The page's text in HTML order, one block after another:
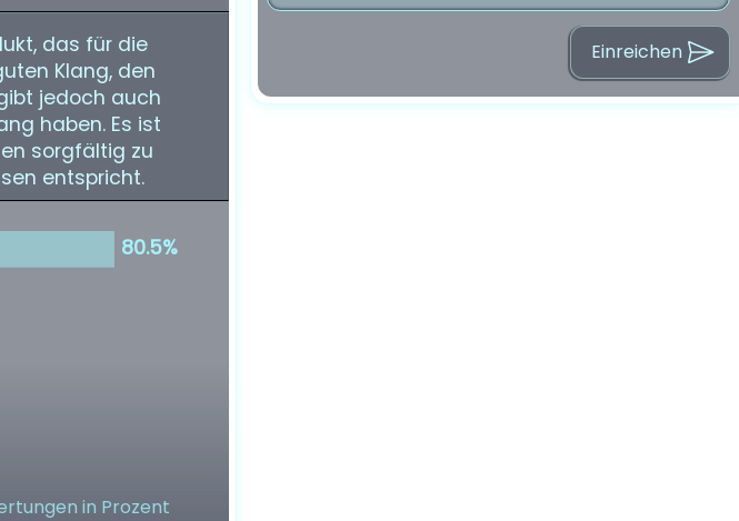
das für die
Klang, den
jedoch auch
haben. Es ist
sorgfältig zu
entspricht.
in Prozent
Einreichen